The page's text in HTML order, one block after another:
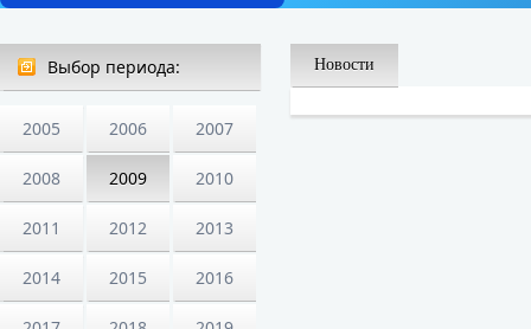
Выбор периода:
2005 2006 2007
2008 2009 2010
2011 2012 2013
2014 2015 2016
Новости